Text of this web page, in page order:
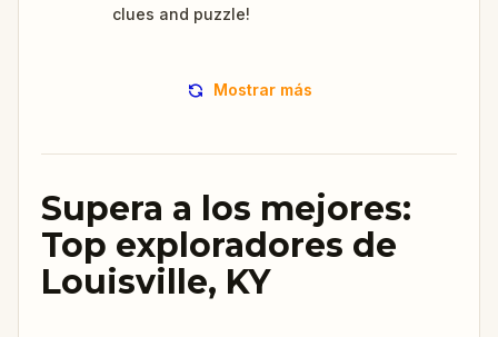
clues and puzzle!
Mostrar más
Supera a los mejores:
Top exploradores de
Louisville, KY